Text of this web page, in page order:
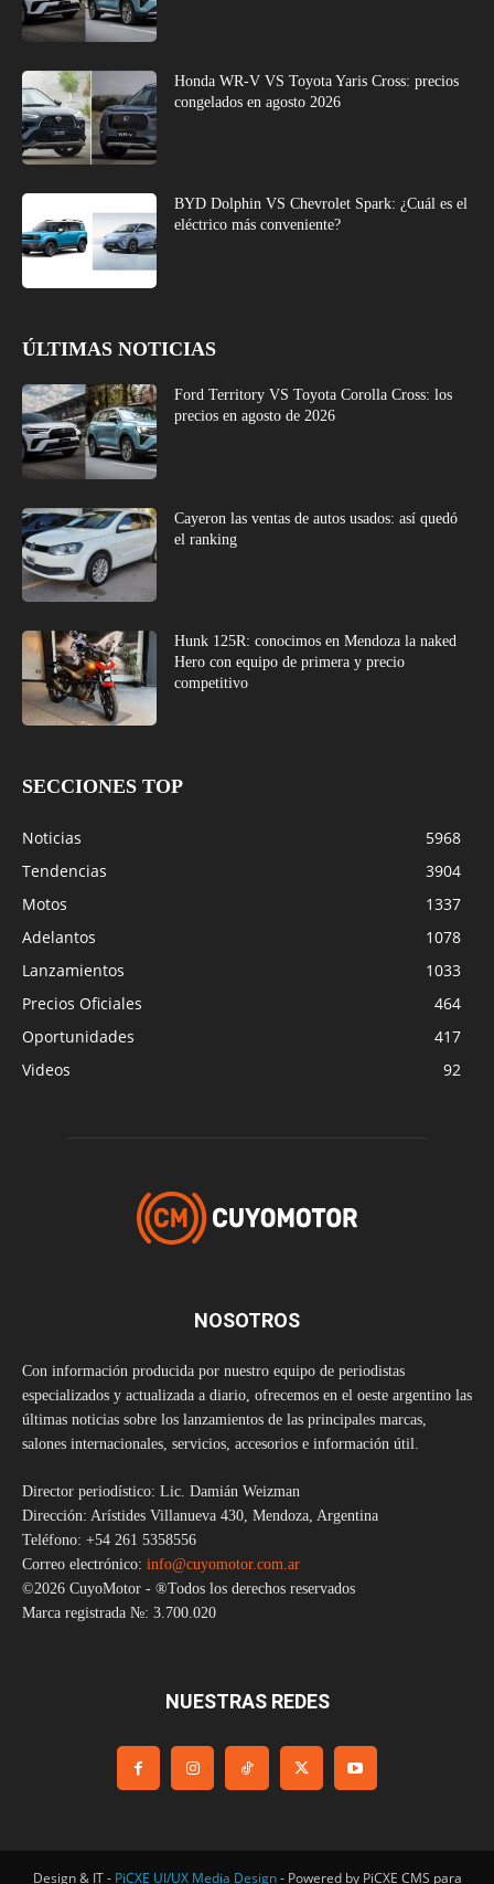
Honda WR-V VS Toyota Yaris Cross: precios
congelados en agosto 2026
BYD Dolphin VS Chevrolet Spark: ¿Cuál es el
eléctrico más conveniente?
ÚLTIMAS NOTICIAS
Ford Territory VS Toyota Corolla Cross: los
precios en agosto de 2026
Cayeron las ventas de autos usados: así quedó
el ranking
Hunk 125R: conocimos en Mendoza la naked
Hero con equipo de primera y precio
competitivo
SECCIONES TOP
Noticias
5968
Tendencias
3904
Motos
1337
Adelantos
1078
Lanzamientos
1033
Precios Oficiales
464
Oportunidades
417
Videos
92
NOSOTROS
Con información producida por nuestro equipo de periodistas
especializados y actualizada a diario, ofrecemos en el oeste argentino las
últimas noticias sobre los lanzamientos de las principales marcas,
salones internacionales, servicios, accesorios e información útil.
Director periodístico: Lic. Damián Weizman
Dirección: Arístides Villanueva 430, Mendoza, Argentina
Teléfono: +54 261 5358556
Correo electrónico: info@cuyomotor.com.ar
©2026 CuyoMotor - ®Todos los derechos reservados
Marca registrada №: 3.700.020
NUESTRAS REDES
Design & IT - PiCXE UI/UX Media Design- Powered by PiCXE CMS para